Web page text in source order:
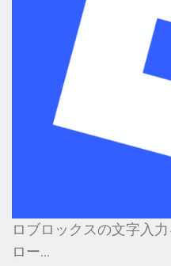
ロブロックスの文字入
ロー...